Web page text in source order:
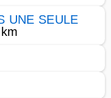
UNE SEULE